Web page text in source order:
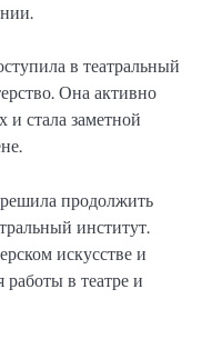
в театральный
Она активно
и стала заметной
продолжить
институт.
искусстве и
в театре и